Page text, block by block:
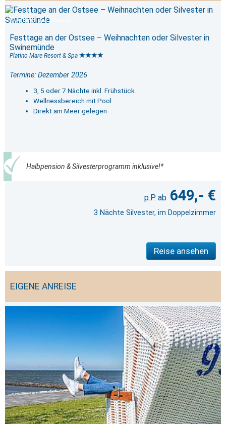
Anbieter bzw. Reederei
Festtage an der Ostsee – Weihnachten oder Silvester in
Swinemünde
Platino Mare Resort & Spa
Termine: Dezember 2026
3, 5 oder 7 Nächte inkl. Frühstück
Wellnessbereich mit Pool
Direkt am Meer gelegen
Halbpension & Silvesterprogramm inklusive!*
649,- €
3 Nächte Silvester, im Doppelzimmer
Reise ansehen
EIGENE ANREISE